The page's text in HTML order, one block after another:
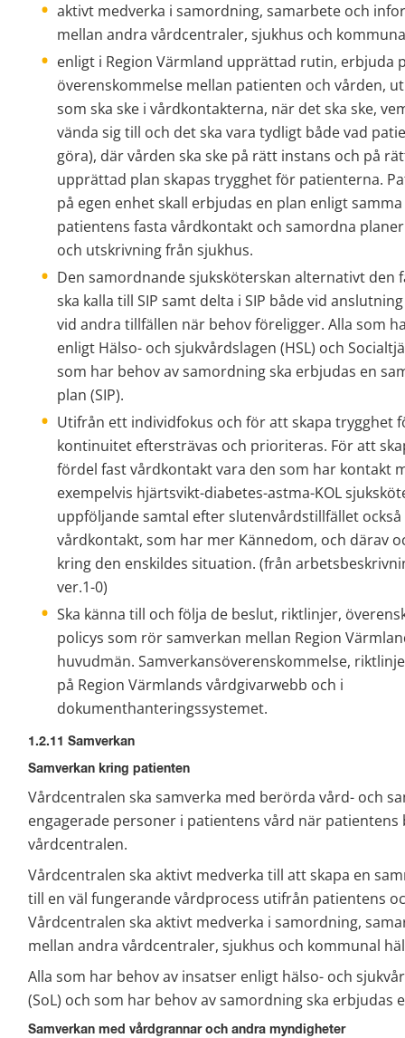
aktivt medverka i samordning, samarbete och
mellan andra vårdcentraler, sjukhus och
enligt i Region Värmland upprättad rutin, erbjuda
överenskommelse mellan patienten och vården,
som ska ske i vårdkontakterna, när det ska ske,
vända sig till och det ska vara tydligt både vad
göra), där vården ska ske på rätt instans och på
upprättad plan skapas trygghet för patienterna.
på egen enhet skall erbjudas en plan enligt
patientens fasta vårdkontakt och samordna
och utskrivning från sjukhus.
Den samordnande sjuksköterskan alternativt den
ska kalla till SIP samt delta i SIP både vid
vid andra tillfällen när behov föreligger. Alla som
enligt Hälso- och sjukvårdslagen (HSL) och
som har behov av samordning ska erbjudas en
plan (SIP).
Utifrån ett individfokus och för att skapa trygghet
kontinuitet eftersträvas och prioriteras. För att
fördel fast vårdkontakt vara den som har kontakt
exempelvis hjärtsvikt-diabetes-astma-KOL
uppföljande samtal efter slutenvårdstillfället också
vårdkontakt, som har mer Kännedom, och därav
kring den enskildes situation. (från
ver.1-0)
Ska känna till och följa de beslut, riktlinjer,
policys som rör samverkan mellan Region
huvudmän. Samverkansöverenskommelse,
på Region Värmlands vårdgivarwebb och i
dokumenthanteringssystemet.
1.2.11 Samverkan
Samverkan kring patienten
Vårdcentralen ska samverka med berörda vård- och
engagerade personer i patientens vård när
vårdcentralen.
Vårdcentralen ska aktivt medverka till att skapa en
till en väl fungerande vårdprocess utifrån patientens
Vårdcentralen ska aktivt medverka i samordning,
mellan andra vårdcentraler, sjukhus och kommunal
Alla som har behov av insatser enligt hälso- och
(SoL) och som har behov av samordning ska erbjudas
Samverkan med vårdgrannar och andra myndigheter